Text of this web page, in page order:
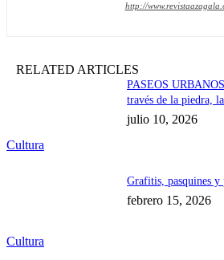
http://
RELATED ARTICLES
Cultura
PASEOS
través de la piedra,
julio 10, 2026
Cultura
Grafitis, pasquines
febrero 15, 2026